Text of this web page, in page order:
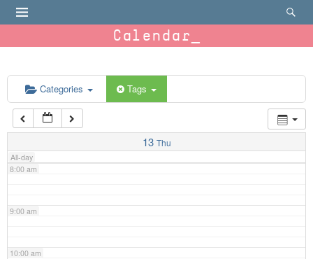
Calendar
Categories Tags
13 Thu
All-day
6:00 am
7:00 am
8:00 am
9:00 am
10:00 am